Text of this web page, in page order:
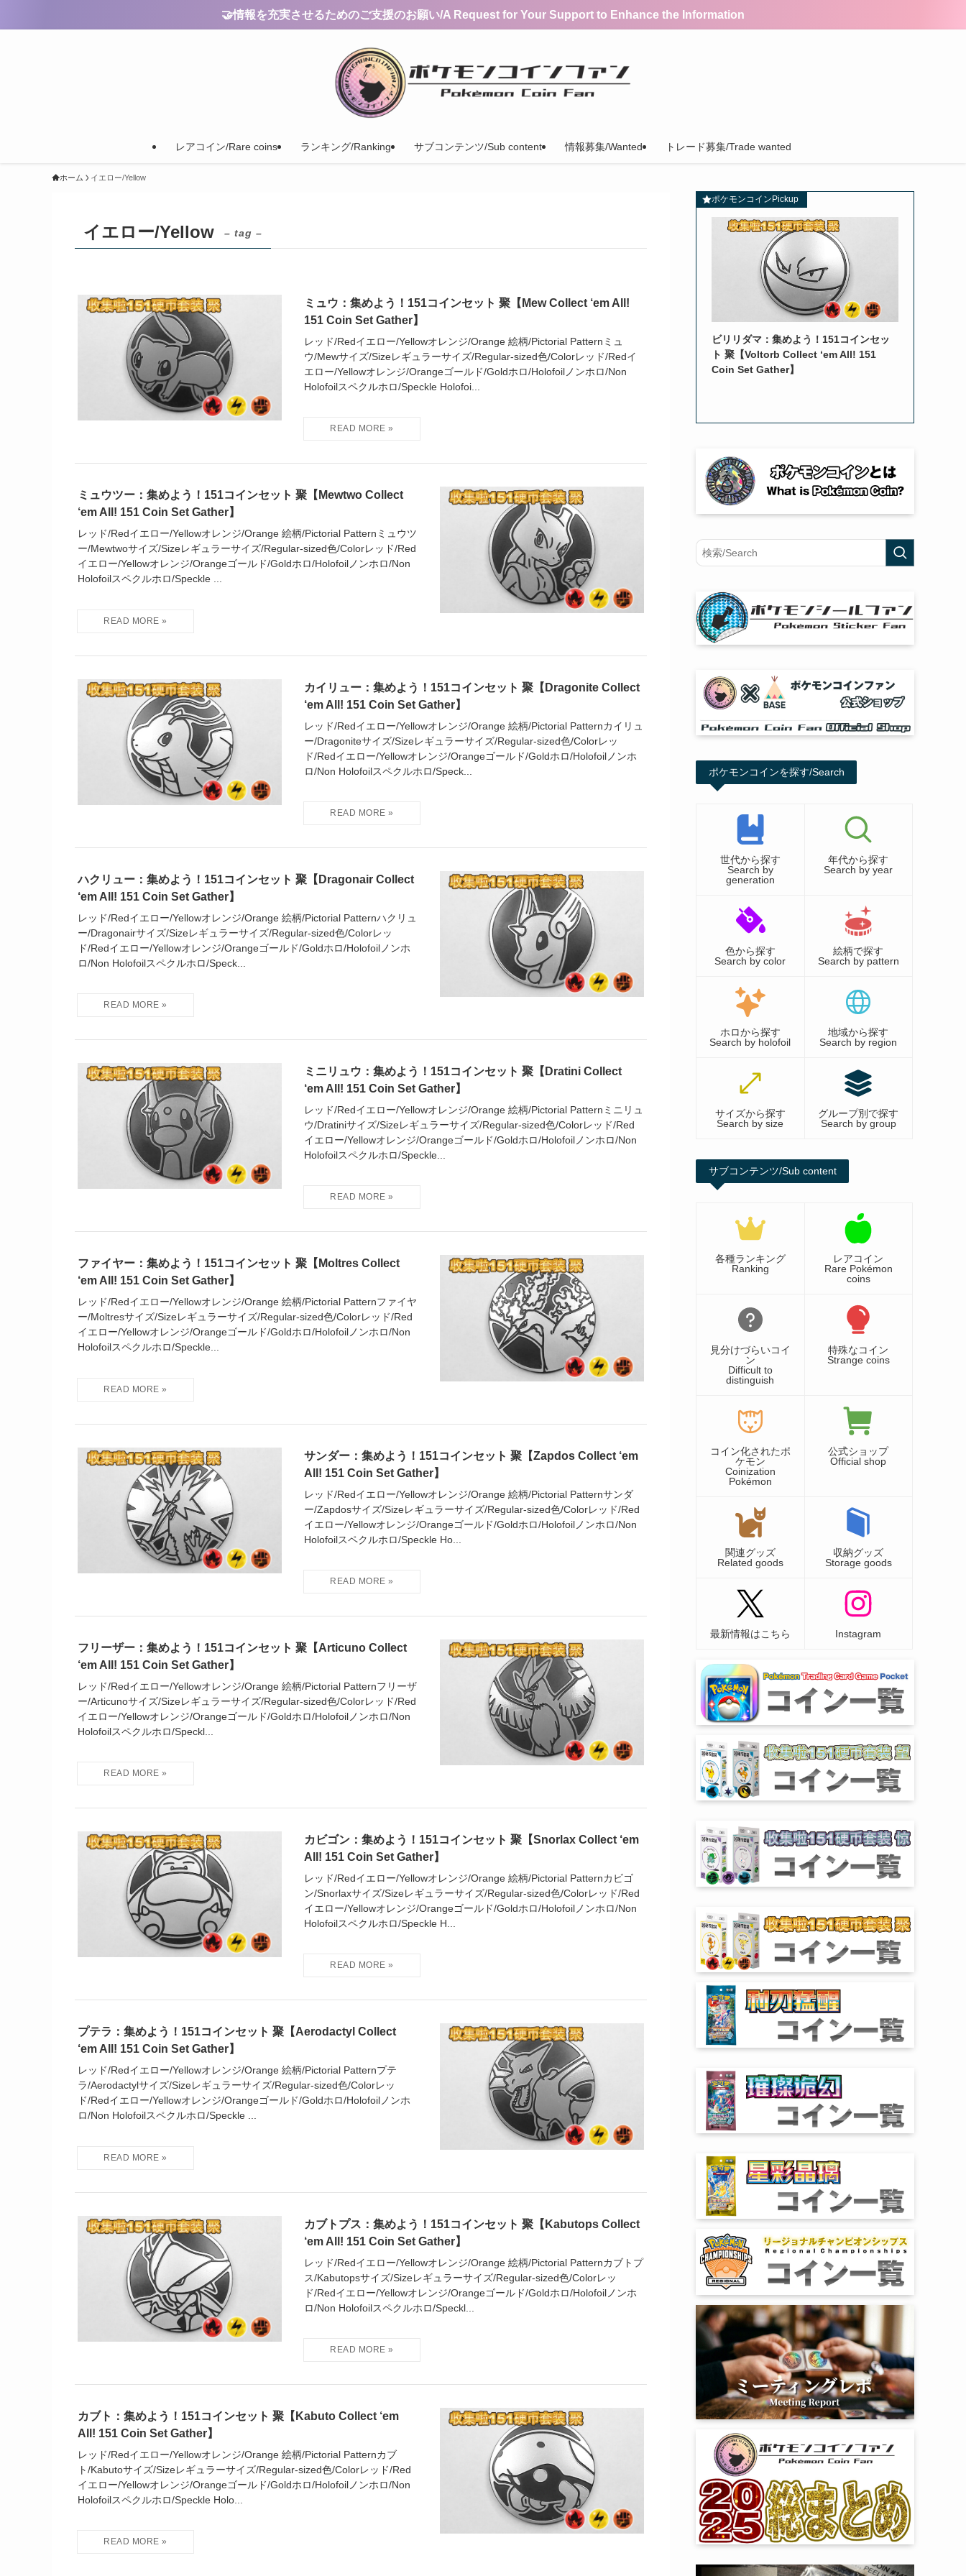
🤝情報を充実させるためのご支援のお願い/A Request for Your Support to Enhance the Information
レアコイン/Rare coins ランキング/Ranking サブコンテンツ/Sub content 情報募集/Wanted トレード募集/Trade wanted
ホーム イエロー/Yellow
イエロー/Yellow – tag –
ミュウ：集めよう！151コインセット 聚【Mew Collect ‘em All!
151 Coin Set Gather】
レッド/Redイエロー/Yellowオレンジ/Orange 絵柄/Pictorial Patternミュ
ウ/Mewサイズ/Sizeレギュラーサイズ/Regular-sized色/Colorレッド/Redイ
エロー/Yellowオレンジ/Orangeゴールド/Goldホロ/Holofoilノンホロ/Non
Holofoilスペクルホロ/Speckle Holofoi...
ミュウツー：集めよう！151コインセット 聚【Mewtwo Collect
‘em All! 151 Coin Set Gather】
レッド/Redイエロー/Yellowオレンジ/Orange 絵柄/Pictorial Patternミュウツ
ー/Mewtwoサイズ/Sizeレギュラーサイズ/Regular-sized色/Colorレッド/Red
イエロー/Yellowオレンジ/Orangeゴールド/Goldホロ/Holofoilノンホロ/Non
Holofoilスペクルホロ/Speckle ...
カイリュー：集めよう！151コインセット 聚【Dragonite Collect
‘em All! 151 Coin Set Gather】
レッド/Redイエロー/Yellowオレンジ/Orange 絵柄/Pictorial Patternカイリュ
ー/Dragoniteサイズ/Sizeレギュラーサイズ/Regular-sized色/Colorレッ
ド/Redイエロー/Yellowオレンジ/Orangeゴールド/Goldホロ/Holofoilノンホ
ロ/Non Holofoilスペクルホロ/Speck...
ハクリュー：集めよう！151コインセット 聚【Dragonair Collect
‘em All! 151 Coin Set Gather】
レッド/Redイエロー/Yellowオレンジ/Orange 絵柄/Pictorial Patternハクリュ
ー/Dragonairサイズ/Sizeレギュラーサイズ/Regular-sized色/Colorレッ
ド/Redイエロー/Yellowオレンジ/Orangeゴールド/Goldホロ/Holofoilノンホ
ロ/Non Holofoilスペクルホロ/Speck...
ミニリュウ：集めよう！151コインセット 聚【Dratini Collect
‘em All! 151 Coin Set Gather】
レッド/Redイエロー/Yellowオレンジ/Orange 絵柄/Pictorial Patternミニリュ
ウ/Dratiniサイズ/Sizeレギュラーサイズ/Regular-sized色/Colorレッド/Red
イエロー/Yellowオレンジ/Orangeゴールド/Goldホロ/Holofoilノンホロ/Non
Holofoilスペクルホロ/Speckle...
ファイヤー：集めよう！151コインセット 聚【Moltres Collect
‘em All! 151 Coin Set Gather】
レッド/Redイエロー/Yellowオレンジ/Orange 絵柄/Pictorial Patternファイヤ
ー/Moltresサイズ/Sizeレギュラーサイズ/Regular-sized色/Colorレッド/Red
イエロー/Yellowオレンジ/Orangeゴールド/Goldホロ/Holofoilノンホロ/Non
Holofoilスペクルホロ/Speckle...
サンダー：集めよう！151コインセット 聚【Zapdos Collect ‘em
All! 151 Coin Set Gather】
レッド/Redイエロー/Yellowオレンジ/Orange 絵柄/Pictorial Patternサンダ
ー/Zapdosサイズ/Sizeレギュラーサイズ/Regular-sized色/Colorレッド/Red
イエロー/Yellowオレンジ/Orangeゴールド/Goldホロ/Holofoilノンホロ/Non
Holofoilスペクルホロ/Speckle Ho...
フリーザー：集めよう！151コインセット 聚【Articuno Collect
‘em All! 151 Coin Set Gather】
レッド/Redイエロー/Yellowオレンジ/Orange 絵柄/Pictorial Patternフリーザ
ー/Articunoサイズ/Sizeレギュラーサイズ/Regular-sized色/Colorレッド/Red
イエロー/Yellowオレンジ/Orangeゴールド/Goldホロ/Holofoilノンホロ/Non
Holofoilスペクルホロ/Speckl...
カビゴン：集めよう！151コインセット 聚【Snorlax Collect ‘em
All! 151 Coin Set Gather】
レッド/Redイエロー/Yellowオレンジ/Orange 絵柄/Pictorial Patternカビゴ
ン/Snorlaxサイズ/Sizeレギュラーサイズ/Regular-sized色/Colorレッド/Red
イエロー/Yellowオレンジ/Orangeゴールド/Goldホロ/Holofoilノンホロ/Non
Holofoilスペクルホロ/Speckle H...
プテラ：集めよう！151コインセット 聚【Aerodactyl Collect
‘em All! 151 Coin Set Gather】
レッド/Redイエロー/Yellowオレンジ/Orange 絵柄/Pictorial Patternプテ
ラ/Aerodactylサイズ/Sizeレギュラーサイズ/Regular-sized色/Colorレッ
ド/Redイエロー/Yellowオレンジ/Orangeゴールド/Goldホロ/Holofoilノンホ
ロ/Non Holofoilスペクルホロ/Speckle ...
カブトプス：集めよう！151コインセット 聚【Kabutops Collect
‘em All! 151 Coin Set Gather】
レッド/Redイエロー/Yellowオレンジ/Orange 絵柄/Pictorial Patternカブトプ
ス/Kabutopsサイズ/Sizeレギュラーサイズ/Regular-sized色/Colorレッ
ド/Redイエロー/Yellowオレンジ/Orangeゴールド/Goldホロ/Holofoilノンホ
ロ/Non Holofoilスペクルホロ/Speckl...
カブト：集めよう！151コインセット 聚【Kabuto Collect ‘em
All! 151 Coin Set Gather】
レッド/Redイエロー/Yellowオレンジ/Orange 絵柄/Pictorial Patternカブ
ト/Kabutoサイズ/Sizeレギュラーサイズ/Regular-sized色/Colorレッド/Red
イエロー/Yellowオレンジ/Orangeゴールド/Goldホロ/Holofoilノンホロ/Non
Holofoilスペクルホロ/Speckle Holo...
ポケモンコインPickup
ビリリダマ：集めよう！151コインセッ
ト 聚【Voltorb Collect ‘em All! 151
Coin Set Gather】
ポケモンコインを探す/Search
世代から探す
Search by
generation
年代から探す
Search by year
色から探す
Search by color
絵柄で探す
Search by pattern
ホロから探す
Search by holofoil
地域から探す
Search by region
サイズから探す
Search by size
グループ別で探す
Search by group
サブコンテンツ/Sub content
各種ランキング
Ranking
レアコイン
Rare Pokémon
coins
見分けづらいコイ
ン
Difficult to
distinguish
特殊なコイン
Strange coins
コイン化されたポ
ケモン
Coinization
Pokémon
公式ショップ
Official shop
関連グッズ
Related goods
収納グッズ
Storage goods
最新情報はこちら Instagram